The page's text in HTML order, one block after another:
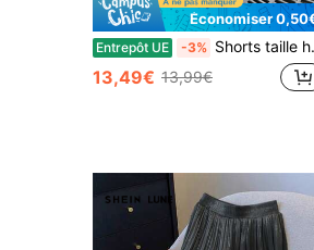
Économiser
Entrepôt UE -3% Shorts taille haute de couleur unie, convient pour les trajets quotidiens et les vacances de printemps/été, assorti de manière décontractée pour la Saint-Valentin, chic & élégant
13,49€ 13,99€